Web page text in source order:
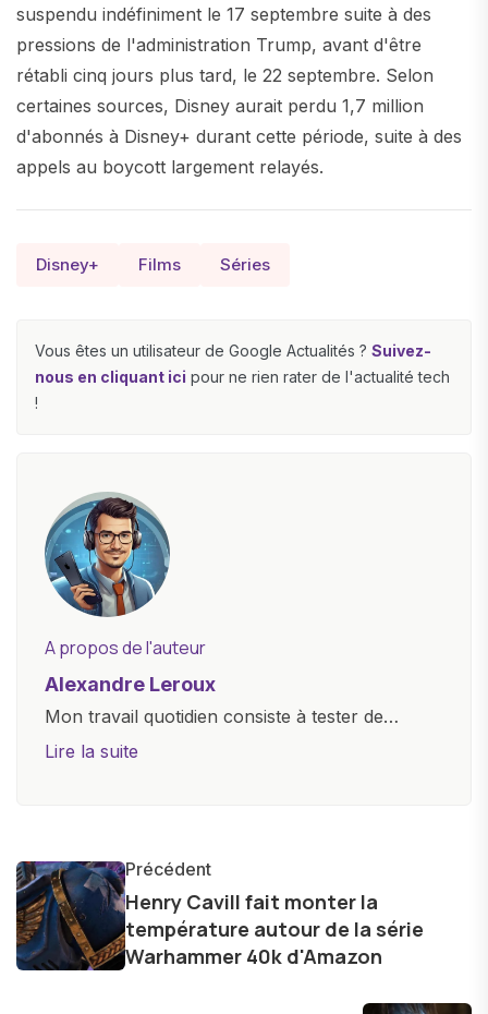
suspendu indéfiniment le 17 septembre suite à des
pressions de l'administration Trump, avant d'être
rétabli cinq jours plus tard, le 22 septembre. Selon
certaines sources, Disney aurait perdu 1,7 million
d'abonnés à Disney+ durant cette période, suite à des
appels au boycott largement relayés.
Disney+ Films Séries
Vous êtes un utilisateur de Google Actualités ? Suivez-
nous en cliquant ici pour ne rien rater de l'actualité tech
!
A propos de l'auteur
Alexandre Leroux
Mon travail quotidien consiste à tester de
nouveaux appareils, à rédiger des critiques
informations précises et pertinentes pour aider
les consommateurs à comprendre et à naviguer
dans le paysage technologique en constante
évolution.
Lire la suite
Précédent
Henry Cavill fait monter la
température autour de la série
Warhammer 40k d'Amazon